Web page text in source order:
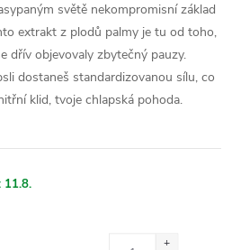
světě nekompromisní základ
extrakt z plodů palmy je tu od toho,
dřív objevovaly zbytečný pauzy.
dostaneš standardizovanou sílu, co
klid, tvoje chlapská pohoda.
11.8.